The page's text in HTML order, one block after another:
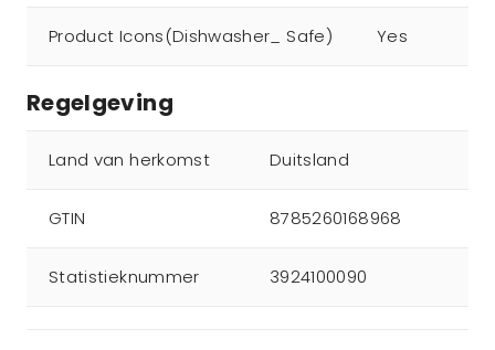
Product Icons(Dishwasher_ Safe) Yes
Regelgeving
Land van herkomst Duitsland
GTIN 8785260168968
Statistieknummer 3924100090